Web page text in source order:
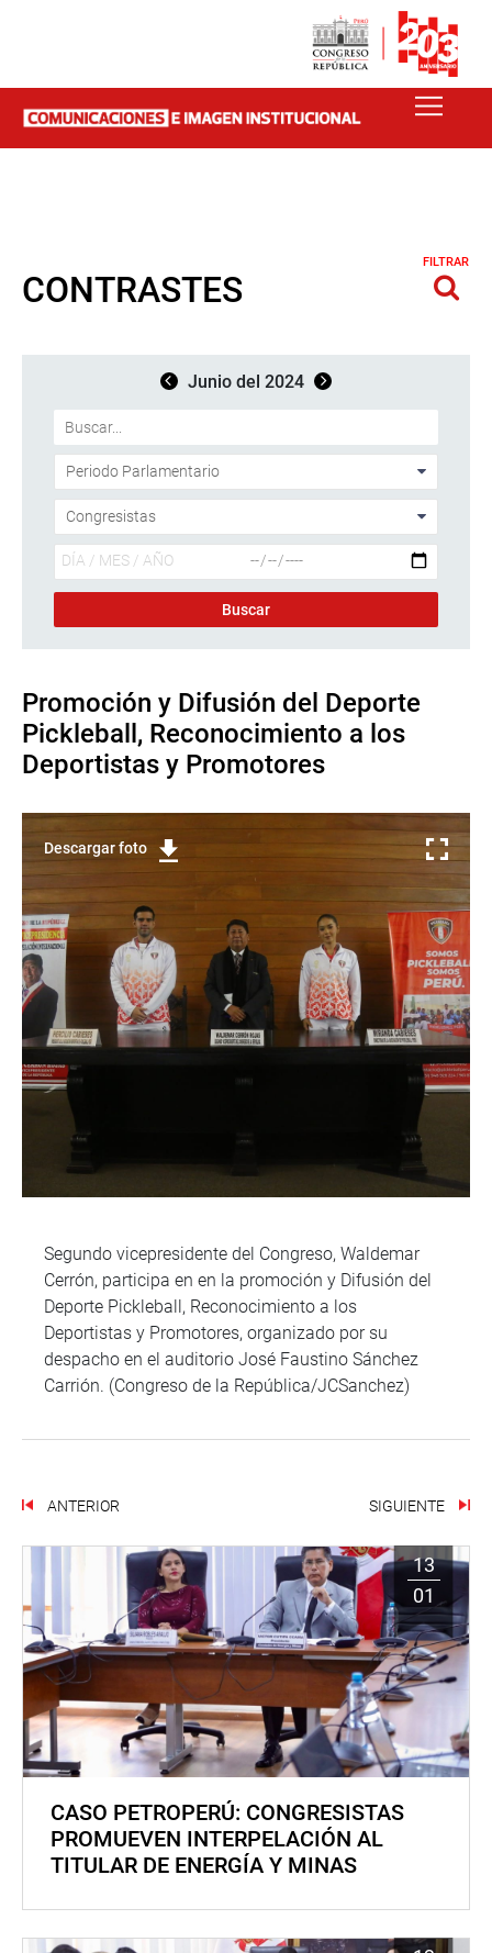
CONTRASTES
FILTRAR
Junio del 2024
Promoción y Difusión del Deporte
Pickleball, Reconocimiento a los
Deportistas y Promotores
Descargar foto
Segundo vicepresidente del Congreso, Waldemar
Cerrón, participa en en la promoción y Difusión del
Deporte Pickleball, Reconocimiento a los
Deportistas y Promotores, organizado por su
despacho en el auditorio José Faustino Sánchez
Carrión. (Congreso de la República/JCSanchez)
ANTERIOR SIGUIENTE
13
01
CASO PETROPERÚ: CONGRESISTAS
PROMUEVEN INTERPELACIÓN AL
TITULAR DE ENERGÍA Y MINAS